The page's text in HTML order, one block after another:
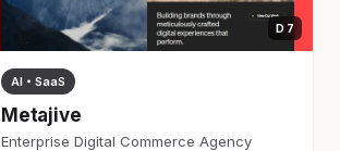
D 7
AI・SaaS
Metajive
Enterprise Digital Commerce Agency